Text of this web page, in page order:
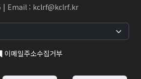
| Email : kclrf@kclrf.kr
이메일주소수집거부